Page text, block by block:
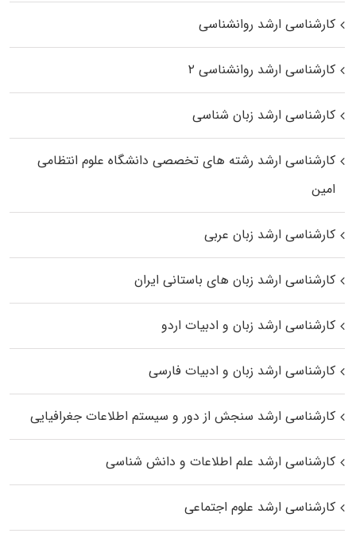
کارشناسی ارشد روانشناسی
کارشناسی ارشد روانشناسی ۲
کارشناسی ارشد زبان شناسی
کارشناسی ارشد رﺷﺘﻪ ﻫﺎی تخصصی داﻧﺸﮕﺎه ﻋﻠﻮم انتظامی
اﻣﻴﻦ
کارشناسی ارشد زبان عربی
کارشناسی ارشد زبان‌ های باستانی ایران
کارشناسی ارشد زبان و ادبیات اردو
کارشناسی ارشد زبان و ادبیات فارسی
کارشناسی ارشد سنجش از دور و سیستم اطلاعات جغرافیایی
کارشناسی ارشد علم اطلاعات و دانش شناسی
کارشناسی ارشد علوم اجتماعی